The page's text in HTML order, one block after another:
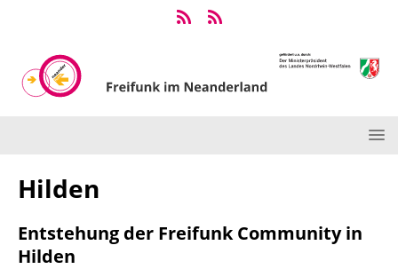
Hilden
Entstehung der Freifunk Community in
Hilden